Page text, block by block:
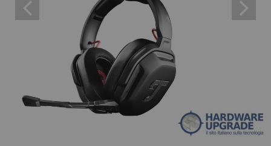
acconsente alla visualizzazione del contenuto esterno.
Ciò significa che i dati personali possono essere
trasmessi a piattaforme di terzi. Per maggiori
informazioni al riguardo, consultare la nostra informativa